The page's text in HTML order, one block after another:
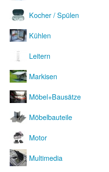
Kocher / Spülen
Kühlen
Leitern
Markisen
Möbel+Bausätze
Möbelbauteile
Motor
Multimedia